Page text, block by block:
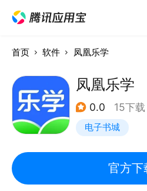
首页 软件 凤凰乐学
凤凰乐学
0.0 15下载
电子书城
官方下